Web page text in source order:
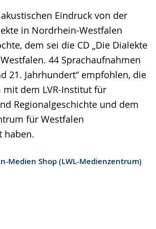
Eindruck von der
in Nordrhein-Westfalen
dem sei die CD „Die Dialekte
44 Sprachaufnahmen
21. Jahrhundert“ empfohlen, die
dem LVR-Institut für
Regionalgeschichte und dem
für Westfalen
haben.
Medien Shop (LWL-Medienzentrum)